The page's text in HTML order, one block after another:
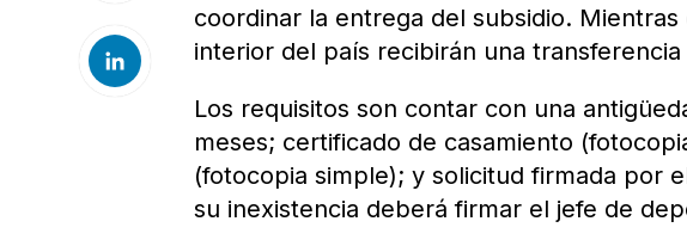
coordinar la entrega del subsidio.
interior del país recibirán una transferencia
Los requisitos son contar con una
meses; certificado de casamiento
(fotocopia simple); y solicitud firmada por
su inexistencia deberá firmar el jefe de